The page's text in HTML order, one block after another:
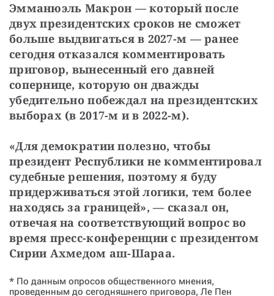
Эмманюэль Макрон — который после
двух президентских сроков не сможет
больше выдвигаться в 2027-м — ранее
сегодня отказался комментировать
приговор, вынесенный его давней
сопернице, которую он дважды
убедительно побеждал на президентских
выборах (в 2017-м и в 2022-м).
«Для демократии полезно, чтобы
президент Республики не комментировал
судебные решения, поэтому я буду
придерживаться этой логики, тем более
находясь за границей», — сказал он,
отвечая на соответствующий вопрос во
время пресс-конференции с президентом
Сирии Ахмедом аш-Шараа.
* По данным опросов общественного мнения,
проведенным до сегодняшнего приговора, Ле Пен